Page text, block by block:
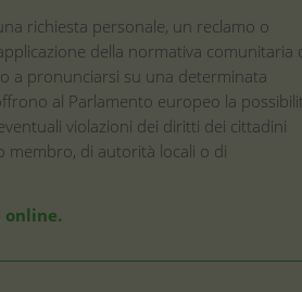
richiesta personale, un reclamo o
della normativa comunitaria
a pronunciarsi su una determinata
al Parlamento europeo la
violazioni dei diritti dei cittadini
membro, di autorità locali o di
online.